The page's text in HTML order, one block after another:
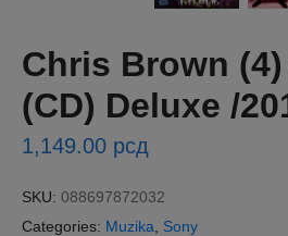
Chris Brown (4)
(CD) Deluxe /
1,149.00 рсд
SKU: 088697872032
Categories: Muzika
Sony